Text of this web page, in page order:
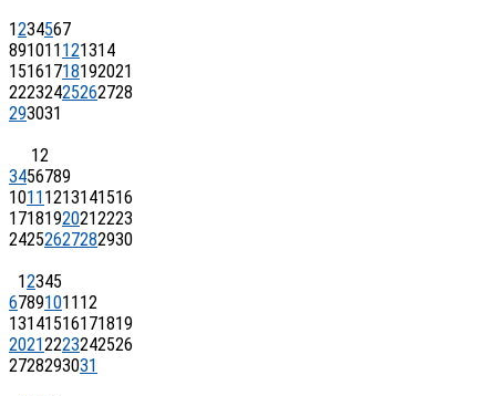
1234567
891011 121314
15161718192021
22232425262728
293031
12
3456789
1011 1213141516
17181920212223
24252627282930
12345
67891011 12
13141516171819
20212223242526
2728293031